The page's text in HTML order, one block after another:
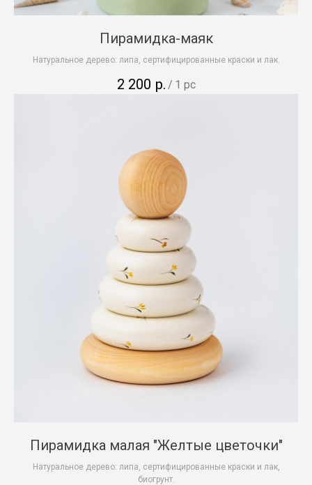
Пирамидка-маяк
Натуральное дерево: липа, сертифицированные краски и лак.
2 200 р. / 1 pc
Пирамидка малая "Желтые цветочки"
Натуральное дерево: липа, сертифицированные краски и лак,
биогрунт.